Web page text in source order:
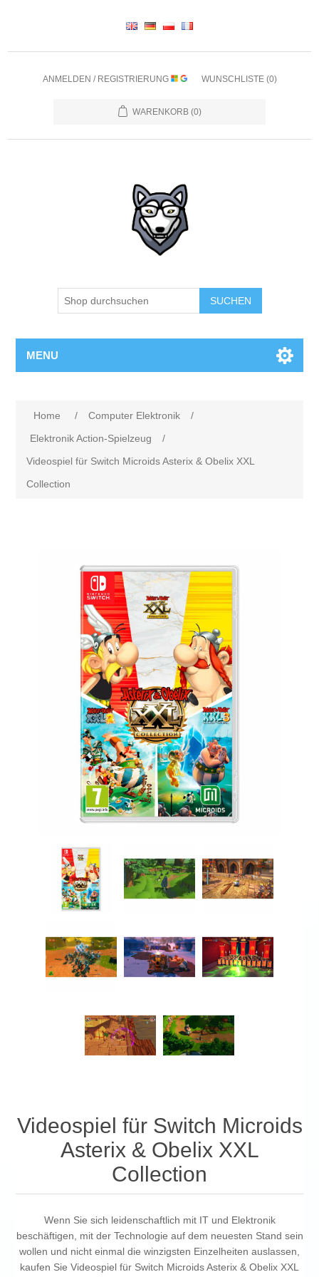
ANMELDEN / REGISTRIERUNG WUNSCHLISTE (0)
WARENKORB (0)
SUCHEN
MENU
Home / Computer Elektronik
/
Elektronik Action-Spielzeug
/
Videospiel für Switch Microids Asterix & Obelix XXL
Collection
Videospiel für Switch Microids
Asterix & Obelix XXL
Collection
Wenn Sie sich leidenschaftlich mit IT und Elektronik
beschäftigen, mit der Technologie auf dem neuesten Stand sein
wollen und nicht einmal die winzigsten Einzelheiten auslassen,
kaufen Sie Videospiel für Switch Microids Asterix & Obelix XXL